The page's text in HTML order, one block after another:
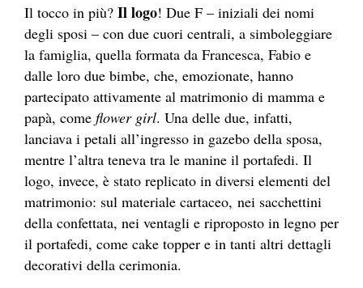
Il tocco in più? Il logo! Due F – iniziali dei nomi
degli sposi – con due cuori centrali, a simboleggiare
la famiglia, quella formata da Francesca, Fabio e
dalle loro due bimbe, che, emozionate, hanno
partecipato attivamente al matrimonio di mamma e
papà, come flower girl. Una delle due, infatti,
lanciava i petali all’ingresso in gazebo della sposa,
mentre l’altra teneva tra le manine il portafedi. Il
logo, invece, è stato replicato in diversi elementi del
matrimonio: sul materiale cartaceo, nei sacchettini
della confettata, nei ventagli e riproposto in legno per
il portafedi, come cake topper e in tanti altri dettagli
decorativi della cerimonia.